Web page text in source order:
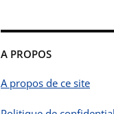
A PROPOS
A propos de ce site